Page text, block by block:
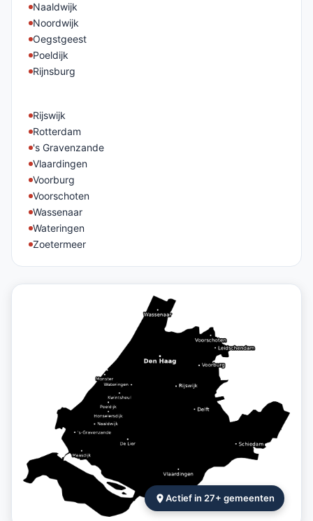
Naaldwijk
Noordwijk
Oegstgeest
Poeldijk
Rijnsburg
Rijswijk
Rotterdam
's Gravenzande
Vlaardingen
Voorburg
Voorschoten
Wassenaar
Wateringen
Zoetermeer
Actief in 27+ gemeenten